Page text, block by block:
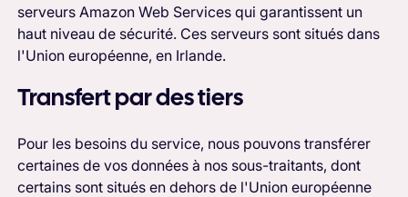
serveurs Amazon Web Services qui garantissent un
haut niveau de sécurité. Ces serveurs sont situés dans
l'Union européenne, en Irlande.
Transfert par des tiers
Pour les besoins du service, nous pouvons transférer
certaines de vos données à nos sous-traitants, dont
certains sont situés en dehors de l'Union européenne